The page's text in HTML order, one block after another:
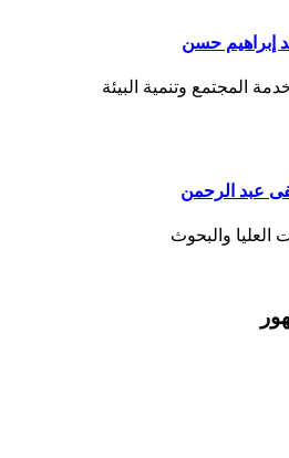
إبراهيم حسن
المجتمع وتنمية البيئة
عبد الرحمن
العليا والبحوث